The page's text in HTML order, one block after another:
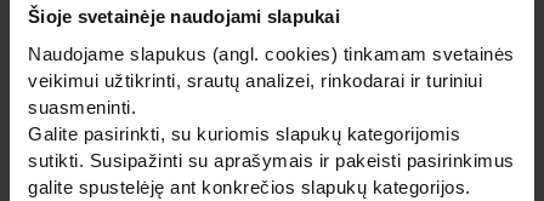
Šioje svetainėje naudojami slapukai
Naudojame slapukus (angl. cookies) tinkamam svetainės
veikimui užtikrinti, srautų analizei, rinkodarai ir turiniui
suasmeninti.
Galite pasirinkti, su kuriomis slapukų kategorijomis
sutikti. Susipažinti su aprašymais ir pakeisti pasirinkimus
galite spustelėję ant konkrečios slapukų kategorijos.
Italija
Tiek pramonėje, tiek mene, įmonių grupė (Serenissima,
CIR, Capri, Cerasarda, Cercom, Momodesign, Isla) turinti
pasaulinį vardą, gamina keramikines apdailos ir grindų